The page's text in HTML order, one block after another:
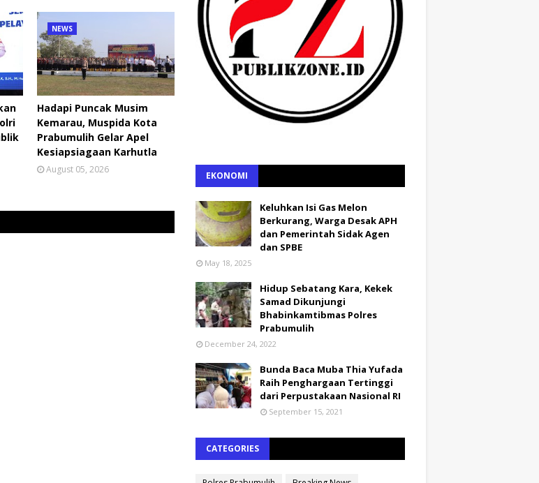
NEWS
Hadapi Puncak Musim
Kemarau, Muspida Kota
Prabumulih Gelar Apel
Kesiapsiagaan Karhutla
August 05, 2026
EKONOMI
Keluhkan Isi Gas Melon
Berkurang, Warga Desak APH
dan Pemerintah Sidak Agen
dan SPBE
May 18, 2025
Hidup Sebatang Kara, Kekek
Samad Dikunjungi
Bhabinkamtibmas Polres
Prabumulih
December 24, 2022
Bunda Baca Muba Thia Yufada
Raih Penghargaan Tertinggi
dari Perpustakaan Nasional RI
September 15, 2021
CATEGORIES